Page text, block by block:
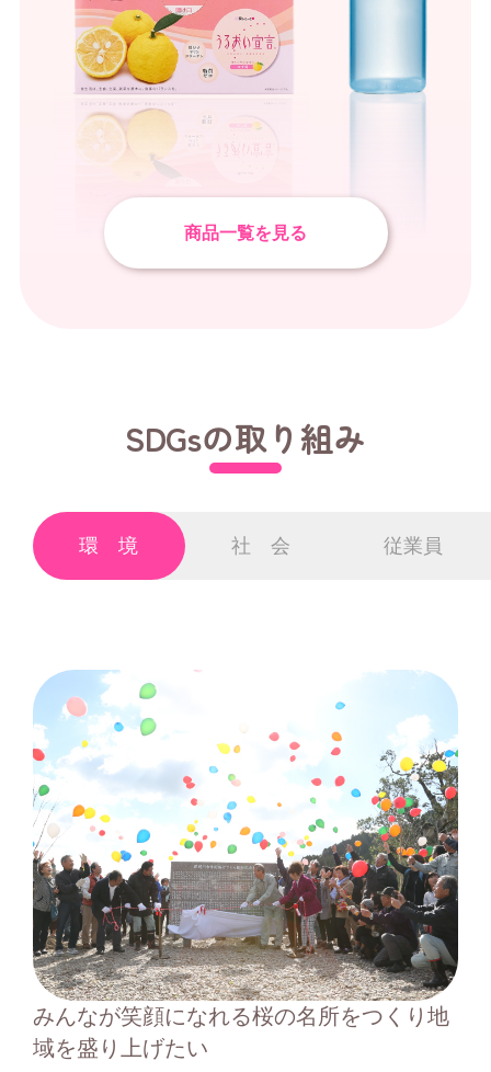
商品一覧を見る
SDGsの取り組み
環境 社会 従業員
みんなが笑顔になれる桜の名所をつくり地
域を盛り上げたい